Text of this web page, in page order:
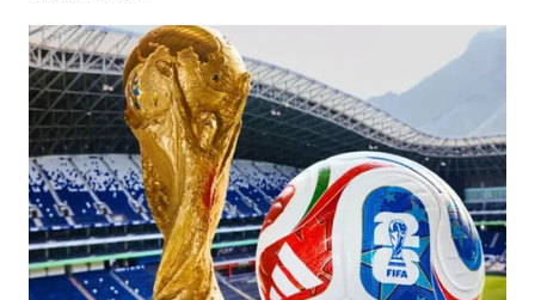
WAHANA
ADVOKAT
WAHANA
INFRASTRUKTUR
WAHANA
KONSUMEN